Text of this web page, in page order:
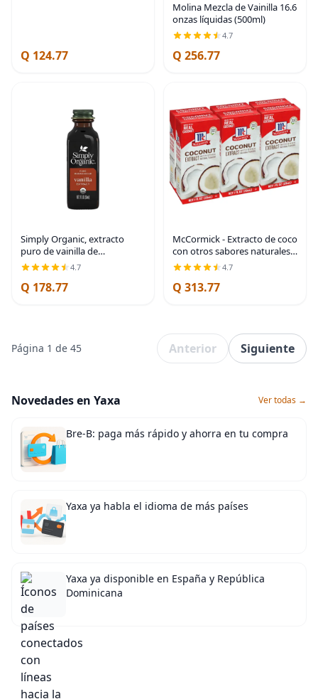
Q 124.77
Molina Mezcla de Vainilla 16.6
onzas líquidas (500ml)
4.7
Q 256.77
Simply Organic, extracto
puro de vainilla de
Madagascar, frasco de vidrio
de 2 onzas, sabor sin azúcar
certificado orgánico para
4.7
Q 178.77
McCormick - Extracto de coco
con otros sabores naturales,
1 onza líquida (paquete de 6)
4.7
Q 313.77
Página 1 de 45 Anterior Siguiente
Novedades en Yaxa Ver todas →
Bre-B: paga más rápido y ahorra en tu compra
Yaxa ya habla el idioma de más países
Yaxa ya disponible en España y República
Dominicana